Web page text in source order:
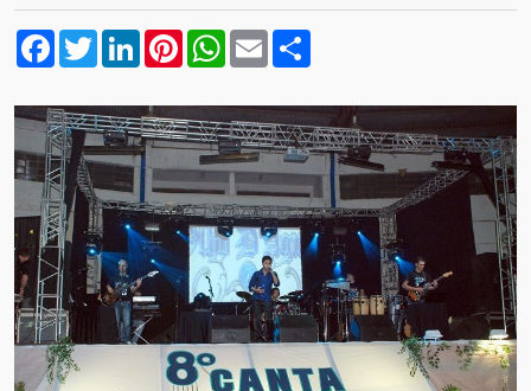
Facebook
TwitterLinkedInPinterestWhatsApp
Email